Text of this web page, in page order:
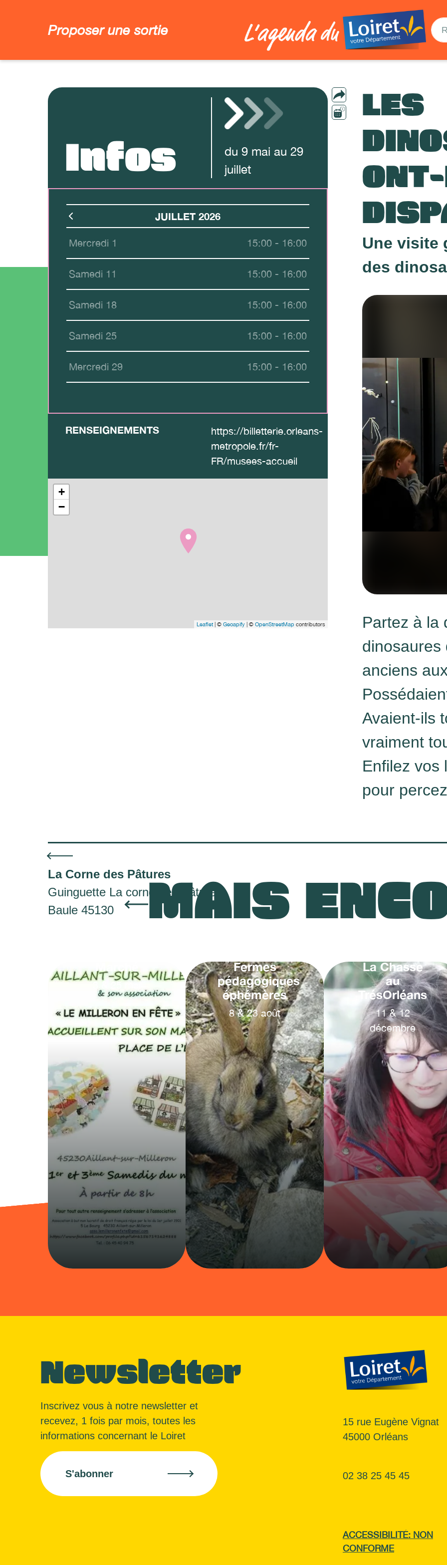
Proposer une sortie
LES
Infos du 9 mai au 29
juillet
JUILLET 2026
Mercredi 1 15:00 - 16:00
Samedi 11 15:00 - 16:00
Samedi 18 15:00 - 16:00
Samedi 25 15:00 - 16:00
Mercredi 29 15:00 - 16:00
RENSEIGNEMENTS
https://billetterie.orleans-
metropole.fr/fr-
FR/musees-accueil
+
−
Leaflet| © Geoapify | © OpenStreetMap contributors
Une visite
des
Partez à la
dinosaures
anciens
Avaient-ils
vraiment
Enfilez vos
pour
La Corne des Pâtures
Guinguette La corne des Pâtures
Baule 45130
MAIS
Marché
3 & 25 mai
Fermes
pédagogiques
éphémères
8 & 23 août
La Chasse
au
TrésOrléans
11 & 12
décembre
Newsletter
Inscrivez vous à notre newsletter et
recevez, 1 fois par mois, toutes les
informations concernant le Loiret
S'abonner
15 rue Eugène Vignat
45000 Orléans
02 38 25 45 45
ACCESSIBILITÉ: NON
CONFORME